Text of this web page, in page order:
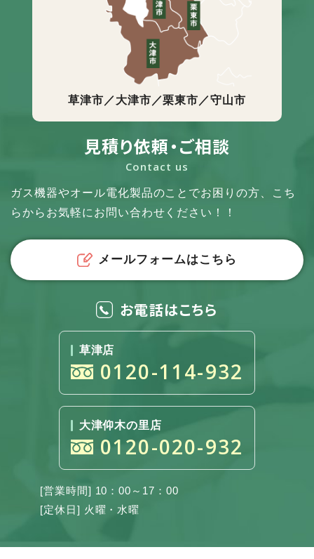
草津市／大津市／栗東市／守山市
見積り依頼・ご相談
Contact us
ガス機器やオール電化製品のことでお困りの方、
こち
らからお気軽にお問い合わせください！！
メールフォームはこちら
お電話はこちら
草津店
0120-114-932
大津仰木の里店
0120-020-932
[営業時間] 10：00～17：00
[定休日] 火曜・水曜